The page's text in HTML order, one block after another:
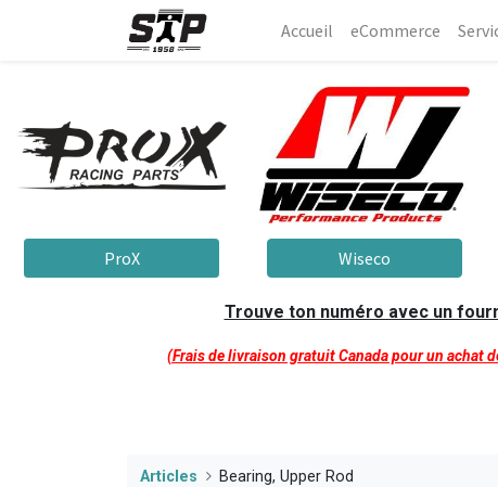
Accueil eCommerce​
ProX Wiseco
Trouve ton numéro avec un
(Frais de livraison gratuit Canada pour un achat
Articles Bearing, Upper Rod